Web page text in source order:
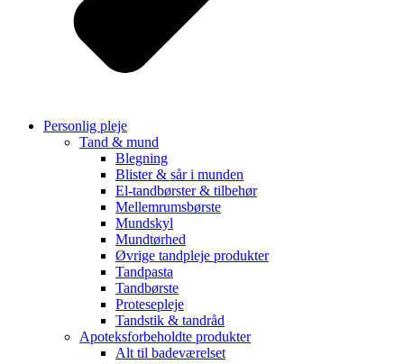
Personlig pleje
Tand & mund
Blegning
Blister & sår i munden
El-tandbørster & tilbehør
Mellemrumsbørste
Mundskyl
Mundtørhed
Øvrige tandpleje produkter
Tandpasta
Tandbørste
Protesepleje
Tandstik & tandråd
Apoteksforbeholdte produkter
Alt til badeværelset